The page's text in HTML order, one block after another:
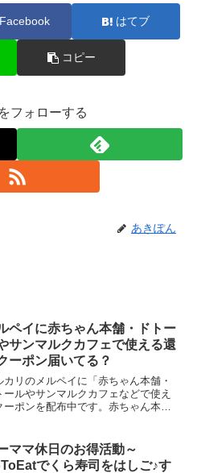
Facebook はてブ
コピー
フォローする
あきぽん
ペイに赤ちゃん本舗・ドトー
サンマルクカフェで使える還
ーポン届いてる？
カリのメルペイに「赤ちゃん本舗・
ールやサンマルクカフェなどで使え
ーポンを配布中です。赤ちゃん本舗
スのクーポンを使うためにアカチャ
ンポに行...
ママ休日のお得活動～
でくら寿司をはしご♪す